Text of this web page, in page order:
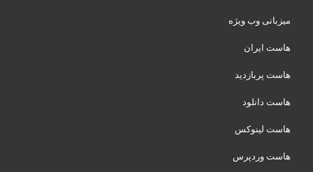
میزبانی وب ویژه
هاست ایران
هاست پربازدید
هاست دانلود
هاست لینوکس
هاست وردپرس